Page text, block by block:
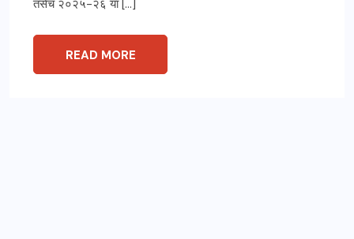
तसेच २०२५-२६ या […]
READ MORE